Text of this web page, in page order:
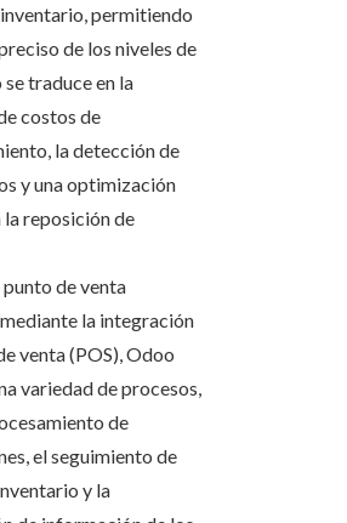
permitiendo
de los niveles de
traduce en la
costos de
la detección de
y una optimización
reposición de
punto de venta
la integración
venta (POS), Odoo
variedad de procesos,
de
el seguimiento de
y la